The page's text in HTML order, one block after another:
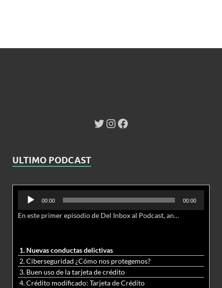
ULTIMO PODCAST
Reproductor
audio
00:00 00:00
En este primer episodio de Del Inbox al Podcast, analizamos junto al abogado Jonathan Brown las nuevas conductas delictivas cibernéticas y la necesidad de hacer modificaciones al Código Penal.
1. Nuevas conductas delictivas
2. Ciberseguridad ¿Cómo nos protegemos?
3. Buen uso de la tarjeta de crédito
4. Crédito modificado: Tarjeta de Crédito